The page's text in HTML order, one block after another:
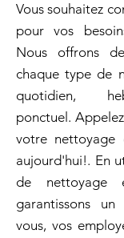
Vous souhaitez
pour vos
Nous offrons
chaque type de
quotidien,
ponctuel.
votre nettoyage
aujourd'hui!. En
de nettoyage
garantissons
vous, vos